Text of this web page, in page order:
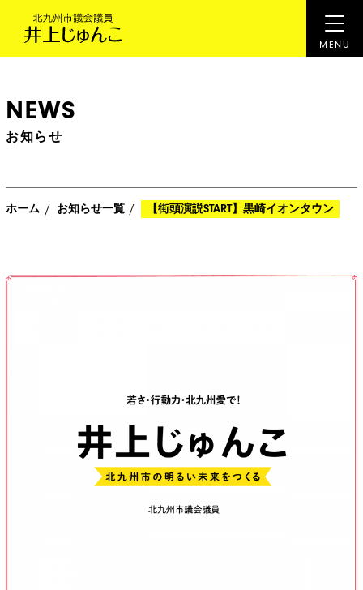
NEWS
お知らせ
ホーム / お知らせ一覧 / 【街頭演説START】黒崎イオンタウン